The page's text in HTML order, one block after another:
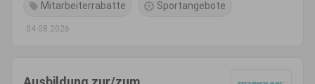
Mitarbeiterrabatte Sportangebote
04.08.2026